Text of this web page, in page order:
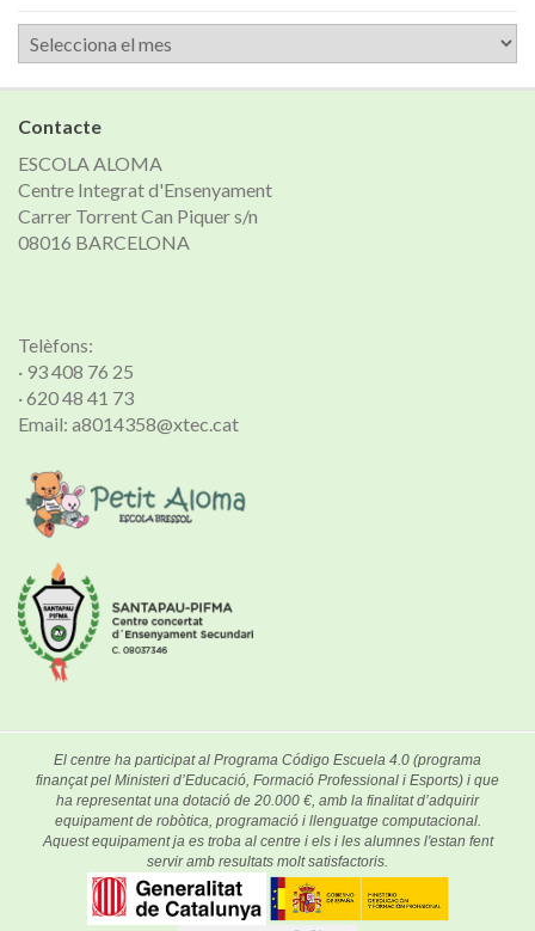
Arxiu
de
notícies
Contacte
ESCOLA ALOMA
Centre Integrat d'Ensenyament
Carrer Torrent Can Piquer s/n
08016 BARCELONA
Telèfons:
· 93 408 76 25
· 620 48 41 73
Email: a8014358@xtec.cat
El centre ha participat al Programa Código Escuela 4.0 (programa
finançat pel Ministeri d’Educació, Formació Professional i Esports) i que
ha representat una dotació de 20.000 €, amb la finalitat d’adquirir
equipament de robòtica, programació i llenguatge computacional.
Aquest equipament ja es troba al centre i els i les alumnes l'estan fent
servir amb resultats molt satisfactoris.